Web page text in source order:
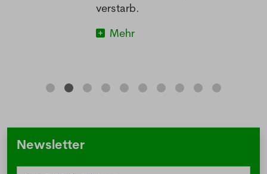
verstarb.
Mehr
Newsletter